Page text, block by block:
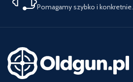
Pomagamy szybko i konkretnie.